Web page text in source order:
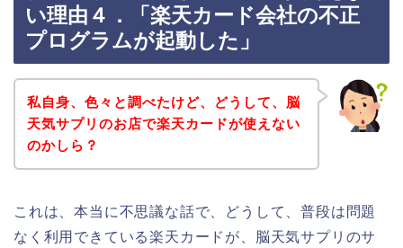
い理由４．「楽天カード会社の不正
プログラムが起動した」
私自身、色々と調べたけど、どうして、脳
天気サプリのお店で楽天カードが使えない
のかしら？
これは、本当に不思議な話で、どうして、普段は問題
なく利用できている楽天カードが、脳天気サプリのサ